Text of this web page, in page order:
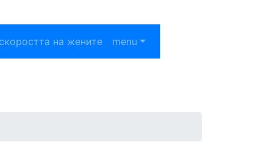
скоростта на жените menu